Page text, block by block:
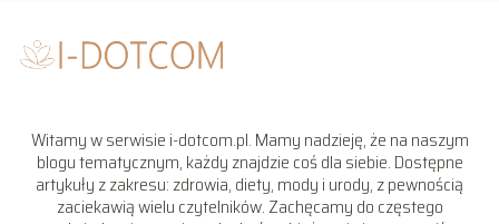
Witamy w serwisie i-dotcom.pl. Mamy nadzieję, że na naszym
blogu tematycznym, każdy znajdzie coś dla siebie. Dostępne
artykuły z zakresu: zdrowia, diety, mody i urody, z pewnością
zaciekawią wielu czytelników. Zachęcamy do częstego